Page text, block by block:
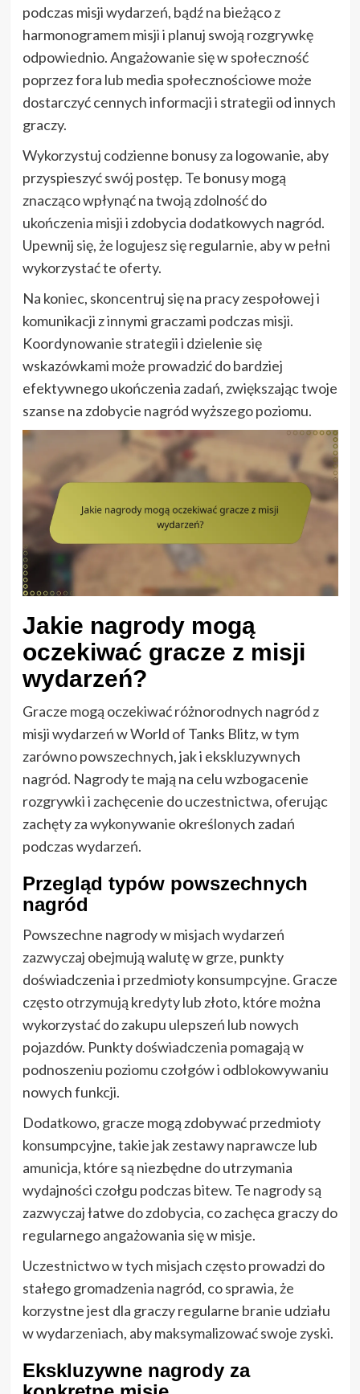
podczas misji wydarzeń, bądź na bieżąco z
harmonogramem misji i planuj swoją rozgrywkę
odpowiednio. Angażowanie się w społeczność
poprzez fora lub media społecznościowe może
dostarczyć cennych informacji i strategii od innych
graczy.
Wykorzystuj codzienne bonusy za logowanie, aby
przyspieszyć swój postęp. Te bonusy mogą
znacząco wpłynąć na twoją zdolność do
ukończenia misji i zdobycia dodatkowych nagród.
Upewnij się, że logujesz się regularnie, aby w pełni
wykorzystać te oferty.
Na koniec, skoncentruj się na pracy zespołowej i
komunikacji z innymi graczami podczas misji.
Koordynowanie strategii i dzielenie się
wskazówkami może prowadzić do bardziej
efektywnego ukończenia zadań, zwiększając twoje
szanse na zdobycie nagród wyższego poziomu.
Jakie nagrody mogą
oczekiwać gracze z misji
wydarzeń?
Gracze mogą oczekiwać różnorodnych nagród z
misji wydarzeń w World of Tanks Blitz, w tym
zarówno powszechnych, jak i ekskluzywnych
nagród. Nagrody te mają na celu wzbogacenie
rozgrywki i zachęcenie do uczestnictwa, oferując
zachęty za wykonywanie określonych zadań
podczas wydarzeń.
Przegląd typów powszechnych
nagród
Powszechne nagrody w misjach wydarzeń
zazwyczaj obejmują walutę w grze, punkty
doświadczenia i przedmioty konsumpcyjne. Gracze
często otrzymują kredyty lub złoto, które można
wykorzystać do zakupu ulepszeń lub nowych
pojazdów. Punkty doświadczenia pomagają w
podnoszeniu poziomu czołgów i odblokowywaniu
nowych funkcji.
Dodatkowo, gracze mogą zdobywać przedmioty
konsumpcyjne, takie jak zestawy naprawcze lub
amunicja, które są niezbędne do utrzymania
wydajności czołgu podczas bitew. Te nagrody są
zazwyczaj łatwe do zdobycia, co zachęca graczy do
regularnego angażowania się w misje.
Uczestnictwo w tych misjach często prowadzi do
stałego gromadzenia nagród, co sprawia, że
korzystne jest dla graczy regularne branie udziału
w wydarzeniach, aby maksymalizować swoje zyski.
Ekskluzywne nagrody za